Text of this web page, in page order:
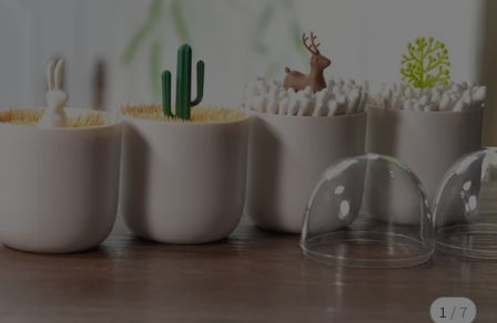
1 / 7